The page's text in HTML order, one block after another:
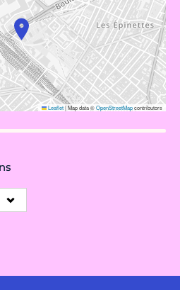
Leaflet|Map data ©OpenStreetMapcontributors